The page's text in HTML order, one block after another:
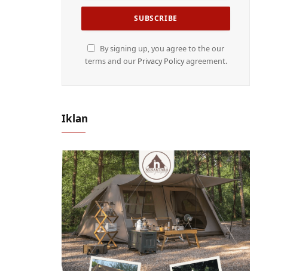
By signing up, you agree to the our
terms and our Privacy Policyagreement.
Iklan